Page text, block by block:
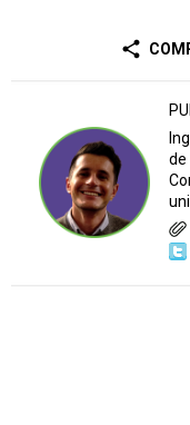
share
de